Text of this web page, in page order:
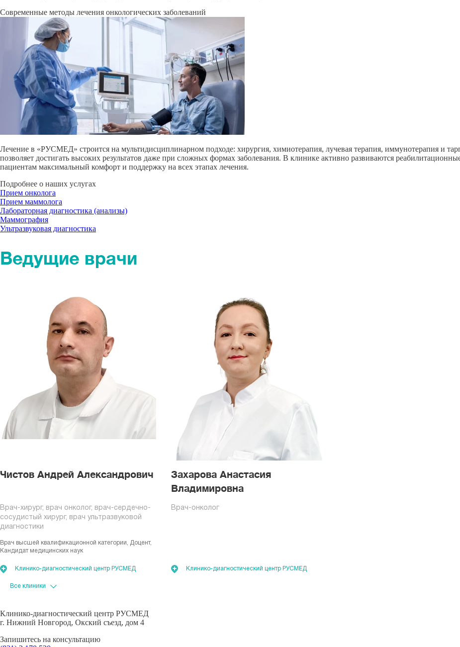
Современные методы лечения онкологических заболеваний
Лечение в «РУСМЕД» строится на мультидисци­плинарном подходе: хирургия, химиотерапия, лучевая терапия, иммунотерапия и
позволяет достигать высоких результатов даже при сложных формах заболевания. В клинике активно развиваются
пациентам максимальный комфорт и поддержку на всех этапах лечения.
Подробнее о наших услугах
Прием онколога
Прием маммолога
Лабораторная диагностика (анализы)
Маммография
Ультразвуковая диагностика
Ведущие врачи
Чистов Андрей Александрович
Врач-хирург, врач онколог, врач-сердечно-
сосудистый хирург, врач ультразвуковой
диагностики
Врач высшей квалификационной категории, Доцент,
Кандидат медицинских наук
Клинико-диагностический центр РУСМЕД
Хирургический стационар Русмед
Захарова Анастасия
Владимировна
Врач-онколог
Клинико-диагностический центр РУСМЕД
Клинико-диагностический центр РУСМЕД
г. Нижний Новгород, Окский съезд, дом 4
Запишитесь на консультацию